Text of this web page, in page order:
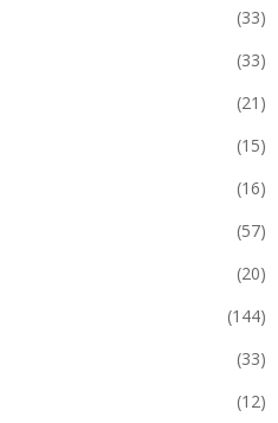
(33)
(33)
(21)
(15)
(16)
(57)
(20)
(144)
(33)
(12)